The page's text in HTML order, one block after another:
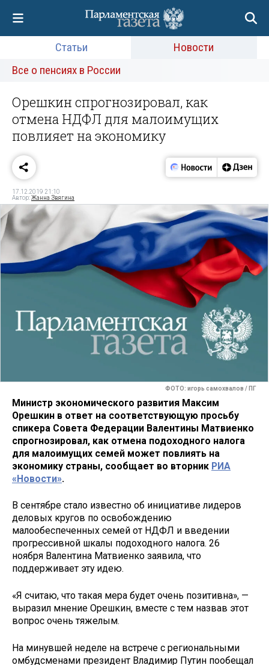
Статьи
Новости
Все о пенсиях в России
Орешкин спрогнозировал, как
отмена НДФЛ для малоимущих
повлияет на экономику
17.12.2019 21:10
Автор:Жанна Звягина
ФОТО: игорь самохвалов / ПГ
Министр экономического развития Максим
Орешкин в ответ на соответствующую просьбу
спикера Совета Федерации Валентины Матвиенко
спрогнозировал, как отмена подоходного налога
для малоимущих семей может повлиять на
экономику страны, сообщает во вторник РИА
«Новости».
В сентябре стало известно об инициативе лидеров
деловых кругов по освобождению
малообеспеченных семей от НДФЛ и введении
прогрессивной шкалы подоходного налога. 26
ноября Валентина Матвиенко заявила, что
поддерживает эту идею.
«Я считаю, что такая мера будет очень позитивна», —
выразил мнение Орешкин, вместе с тем назвав этот
вопрос очень тяжелым.
На минувшей неделе на встрече с региональными
омбудсменами президент Владимир Путин пообещал